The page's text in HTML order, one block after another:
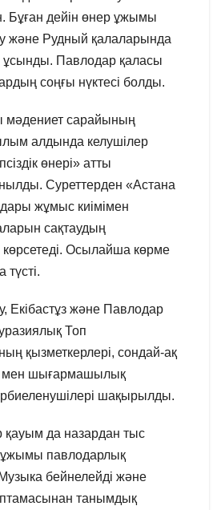
Бұған дейін өнер ұжымы
және Рудный қалаларында
Павлодар қаласы
соңғы нүктесі болды.
мәдениет сарайының
алдында келушілер
өнері» атты
Суреттерден «Астана
жұмыс киімімен
сақтаудың
Осылайша көрме
Екібастұз және Павлодар
Топ
қызметкерлері, сондай-ақ
мен шығармашылық
шақырылды.
қауым да назардан тыс
павлодарлық
бейнелейді және
танымдық